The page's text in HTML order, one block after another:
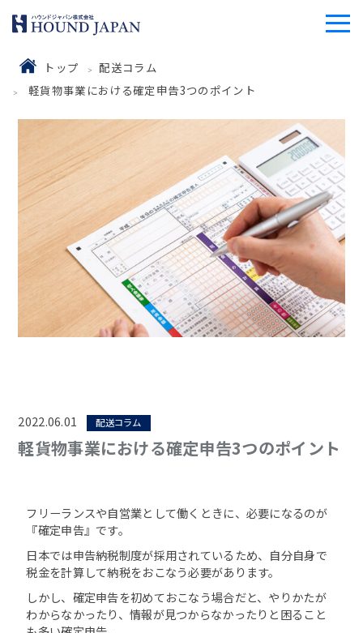
トップ
配送コラム
軽貨物事業における確定申告3つのポイント
2022.06.01 配送コラム
軽貨物事業における確定申告3つのポイント
フリーランスや自営業として働くときに、必要になるのが
『確定申告』です。
日本では申告納税制度が採用されているため、自分自身で
税金を計算して納税をおこなう必要があります。
しかし、確定申告を初めておこなう場合だと、やりかたが
わからなかったり、情報が見つからなかったりと困ること